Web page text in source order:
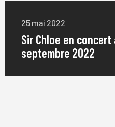
entropique qu'est la
du monde naturel est
l'album", dit Foote, "Il s'agit
contrôle au sein de cette
investi dans la
25 mai 2022
Sir Chloe en concert
septembre 2022